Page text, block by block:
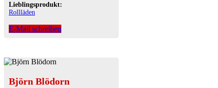
Lieblingsprodukt:
Rollläden
E-Mail schreiben
Björn Blödorn